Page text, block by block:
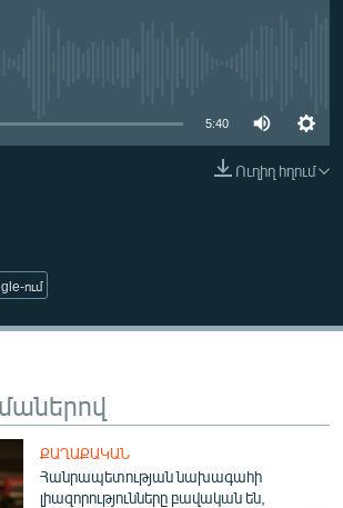
5:40
Ուղիղ հղում
ում
ՔԱՂԱՔԱԿԱՆ
Հանրապետության նախագահի
լիազորությունները բավական են,